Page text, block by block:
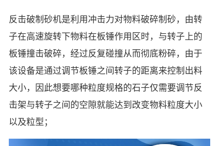
反击破制砂机是利用冲击力对物料破碎制砂，由转
子在高速旋转下物料在板锤作用区时，与转子上的
板锤撞击破碎，经过反复碰撞从而彻底粉碎，由于
该设备是通过调节板锤之间转子的距离来控制出料
大小，因此想要哪种粒度规格的石子仅需要调节反
击架与转子之间的空隙就能达到改变物料粒度大小
以及粒型；